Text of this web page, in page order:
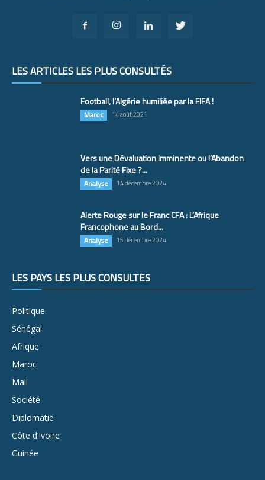
LES ARTICLES LES PLUS CONSULTÉS
Football, l’Algérie humiliée par la FIFA !
Maroc 14 août 2021
Vers une Dévaluation Imminente ou l’Abandon
de la Parité Fixe ?...
Analyse 14 décembre 2024
Alerte Rouge sur le Franc CFA : L’Afrique
Francophone au Bord...
Analyse 15 décembre 2024
LES PAYS LES PLUS CONSULTÉS
Politique
Sénégal
Afrique
Maroc
Mali
Société
Diplomatie
Côte d’Ivoire
Guinée